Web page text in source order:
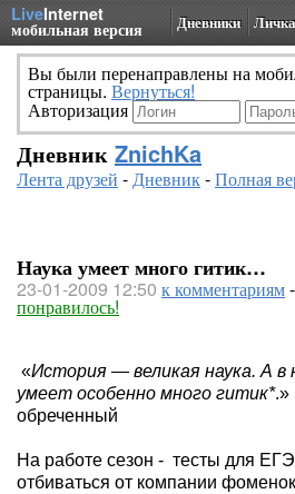
LiveInternet
мобильная версия Дневники Личка
Вы были перенаправлены на
страницы. Вернуться!
Авторизация
Дневник ZnichKa
Лента друзей -Дневник-Полная
Наука умеет много гитик…
23-01-2009 12:50 к комментариям-
понравилось!
«История — великая наука. А в
умеет особенно много гитик*.»
обреченный
На работе сезон - тесты для
отбиваться от компании